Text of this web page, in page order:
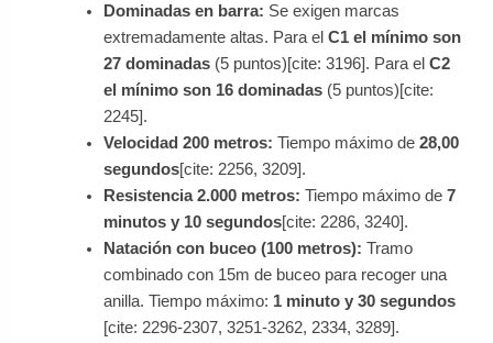
Dominadas en barra: Se exigen marcas
extremadamente altas. Para el C1 el mínimo son
27 dominadas(5 puntos)[cite: 3196]. Para el C2
el mínimo son 16 dominadas(5 puntos)[cite:
2245].
Velocidad 200 metros: Tiempo máximo de 28,00
segundos[cite: 2256, 3209].
Resistencia 2.000 metros: Tiempo máximo de 7
minutos y 10 segundos[cite: 2286, 3240].
Natación con buceo (100 metros): Tramo
combinado con 15m de buceo para recoger una
anilla. Tiempo máximo: 1 minuto y 30 segundos
[cite: 2296-2307, 3251-3262, 2334, 3289].